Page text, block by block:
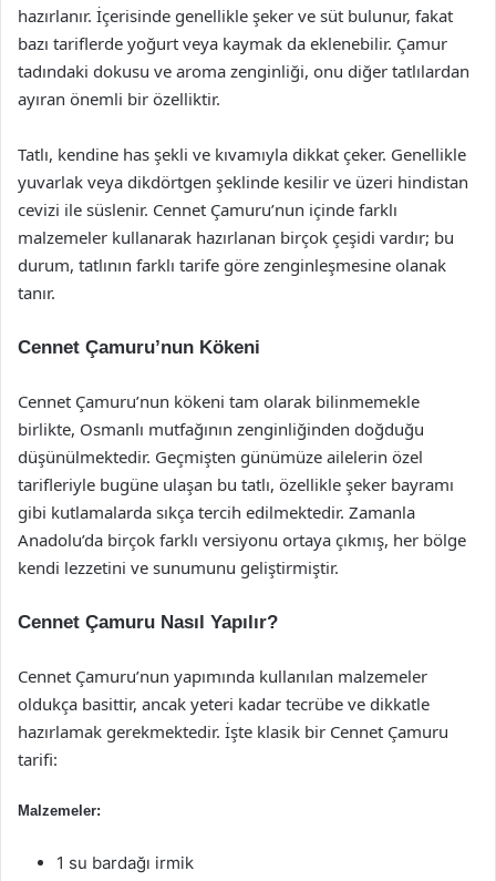
hazırlanır. İçerisinde genellikle şeker ve süt bulunur, fakat
bazı tariflerde yoğurt veya kaymak da eklenebilir. Çamur
tadındaki dokusu ve aroma zenginliği, onu diğer tatlılardan
ayıran önemli bir özelliktir.
Tatlı, kendine has şekli ve kıvamıyla dikkat çeker. Genellikle
yuvarlak veya dikdörtgen şeklinde kesilir ve üzeri hindistan
cevizi ile süslenir. Cennet Çamuru’nun içinde farklı
malzemeler kullanarak hazırlanan birçok çeşidi vardır; bu
durum, tatlının farklı tarife göre zenginleşmesine olanak
tanır.
Cennet Çamuru’nun Kökeni
Cennet Çamuru’nun kökeni tam olarak bilinmemekle
birlikte, Osmanlı mutfağının zenginliğinden doğduğu
düşünülmektedir. Geçmişten günümüze ailelerin özel
tarifleriyle bugüne ulaşan bu tatlı, özellikle şeker bayramı
gibi kutlamalarda sıkça tercih edilmektedir. Zamanla
Anadolu’da birçok farklı versiyonu ortaya çıkmış, her bölge
kendi lezzetini ve sunumunu geliştirmiştir.
Cennet Çamuru Nasıl Yapılır?
Cennet Çamuru’nun yapımında kullanılan malzemeler
oldukça basittir, ancak yeteri kadar tecrübe ve dikkatle
hazırlamak gerekmektedir. İşte klasik bir Cennet Çamuru
tarifi:
Malzemeler:
1 su bardağı irmik